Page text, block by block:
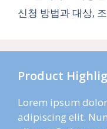
신청 방법과 대상,
Product
Lorem ipsum
adipiscing elit.